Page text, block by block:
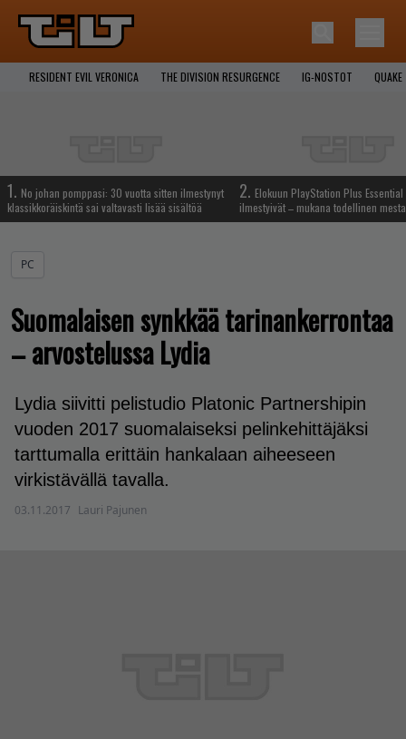
RESIDENT EVIL VERONICA THE DIVISION RESURGENCE IG-NOSTOT QUAKE
1. No johan pomppasi: 30 vuotta sitten ilmestynyt
klassikkoräiskintä sai valtavasti lisää sisältöä
2. Elokuun PlayStation Plus
ilmestyivät – mukana todellinen
PC
Suomalaisen synkkää tarinankerrontaa
– arvostelussa Lydia
Lydia siivitti pelistudio Platonic Partnershipin
vuoden 2017 suomalaiseksi pelinkehittäjäksi
tarttumalla erittäin hankalaan aiheeseen
virkistävällä tavalla.
03.11.2017 Lauri Pajunen